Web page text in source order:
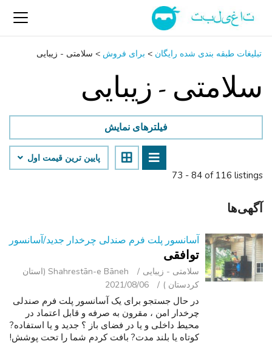
تبلیغات طبقه بندی شده رایگان > برای فروش > سلامتی - زیبایی
سلامتی - زیبایی
73 - 84 of 116 listings
فیلترهای نمایش
پایین ‌ترین قیمت اول
آگهی‌ها
آسانسور پلت فرم صندلی چرخدار جدید/آسانسور
توافقی
سلامتی - زیبایی
Shahrestān-e Bāneh (استان
کردستان )
2021/08/06
در حال جستجو برای یک آسانسور پلت فرم صندلی
چرخدار امن ، مقرون به صرفه و قابل اعتماد در
محیط داخلی و یا در فضای باز ؟ جدید و یا استفاده?
کوتاه یا بلند مدت? بافت کردم شما را تحت پوشش!